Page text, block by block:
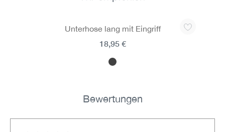
Unterhose lang mit Eingriff
18,95 €
Bewertungen